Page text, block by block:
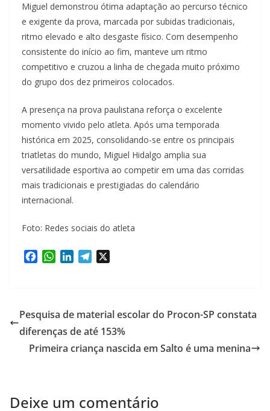
Miguel demonstrou ótima adaptação ao percurso técnico
e exigente da prova, marcada por subidas tradicionais,
ritmo elevado e alto desgaste físico. Com desempenho
consistente do início ao fim, manteve um ritmo
competitivo e cruzou a linha de chegada muito próximo
do grupo dos dez primeiros colocados.
A presença na prova paulistana reforça o excelente
momento vivido pelo atleta. Após uma temporada
histórica em 2025, consolidando-se entre os principais
triatletas do mundo, Miguel Hidalgo amplia sua
versatilidade esportiva ao competir em uma das corridas
mais tradicionais e prestigiadas do calendário
internacional.
Foto: Redes sociais do atleta
b
o
o
k
W
s
A
p
p
e
d
I
n
g
r
a
m
Pesquisa de material escolar do Procon-SP constata
diferenças de até 153%
Primeira criança nascida em Salto é uma menina
Deixe um comentário